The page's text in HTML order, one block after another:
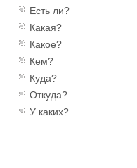
Есть ли?
Какая?
Какое?
Кем?
Куда?
Откуда?
У каких?